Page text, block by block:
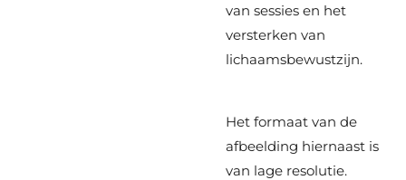
van sessies en het
versterken van
lichaamsbewustzijn.
Het formaat van de
afbeelding hiernaast is
van lage resolutie.